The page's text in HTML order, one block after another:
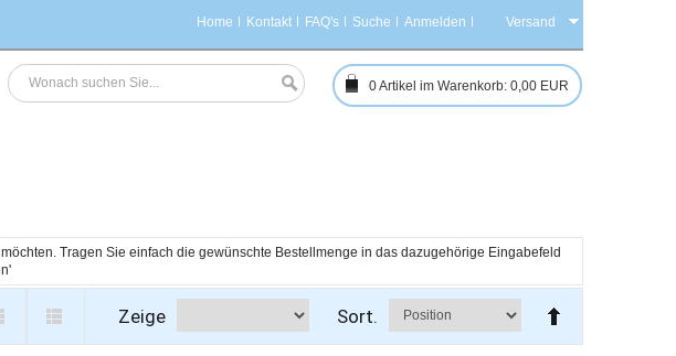
Versand
Home Kontakt FAQ's Suche Anmelden
0Artikel im Warenkorb: 0,00 EUR
Tragen Sie einfach die gewünschte Bestellmenge in das dazugehörige Eingabefeld
Sort.
Zeige